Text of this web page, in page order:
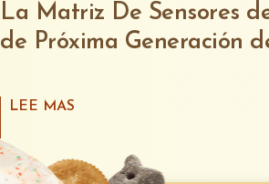
La Matriz De Sensores
de Próxima Generación
LEE MAS